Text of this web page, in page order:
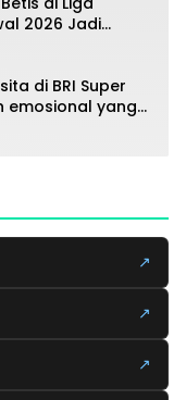
2026 Jadi
di BRI Super
emosional yang
buah hati
↗
↗
↗